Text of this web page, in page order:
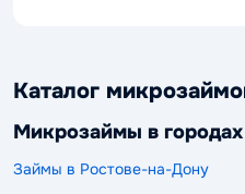
Каталог
Микрозаймы в городах
Займы в Ростове-на-Дону